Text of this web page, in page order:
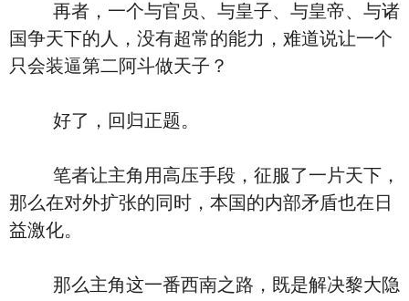
再者，一个与官员、与皇子、与皇帝、与诸
国争天下的人，没有超常的能力，难道说让一个
只会装逼第二阿斗做天子？
好了，回归正题。
笔者让主角用高压手段，征服了一片天下，
那么在对外扩张的同时，本国的内部矛盾也在日
益激化。
那么主角这一番西南之路，既是解决黎大隐